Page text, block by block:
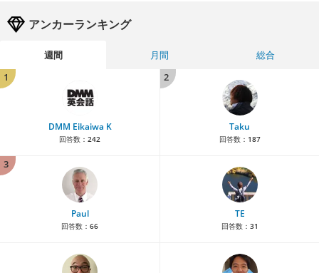
アンカーランキング
週間 月間
総合
1
DMM Eikaiwa K
回答数： 242
2
Taku
回答数： 187
3
Paul
回答数： 66
TE
回答数： 31